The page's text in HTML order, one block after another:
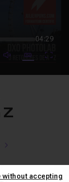
04:29
mute video
Subtitles
Z